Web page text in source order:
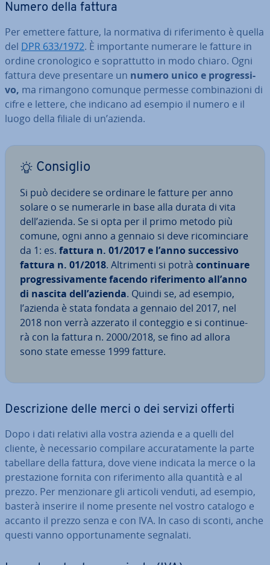
Numero della fattura
Per emettere fatture, la normativa di ri­fe­ri­men­to è quella
del DPR 633/1972. È im­por­tan­te numerare le fatture in
ordine cro­no­lo­gi­co e so­prat­tut­to in modo chiaro. Ogni
fattura deve pre­sen­ta­re un numero unico e pro­gres­si­
vo, ma rimangono comunque permesse com­bi­na­zio­ni di
cifre e lettere, che indicano ad esempio il numero e il
luogo della filiale di un’azienda.
Consiglio
Si può decidere se ordinare le fatture per anno
solare o se numerarle in base alla durata di vita
dell’azienda. Se si opta per il primo metodo più
comune, ogni anno a gennaio si deve ri­co­min­cia­re
da 1: es. fattura n. 01/2017 e l’anno suc­ces­si­vo
fattura n. 01/2018. Al­tri­men­ti si potrà con­ti­nua­re
pro­gres­si­va­men­tefacendo ri­fe­ri­men­to all’anno
di nascita dell’azienda. Quindi se, ad esempio,
l’azienda è stata fondata a gennaio del 2017, nel
2018 non verrà azzerato il conteggio e si con­ti­nue­
rà con la fattura n. 2000/2018, se fino ad allora
sono state emesse 1999 fatture.
De­scri­zio­ne delle merci o dei servizi offerti
Dopo i dati relativi alla vostra azienda e a quelli del
cliente, è ne­ces­sa­rio compilare ac­cu­ra­ta­men­te la parte
tabellare della fattura, dove viene indicata la merce o la
pre­sta­zio­ne fornita con ri­fe­ri­men­to alla quantità e al
prezzo. Per men­zio­na­re gli articoli venduti, ad esempio,
basterà inserire il nome presente nel vostro catalogo e
accanto il prezzo senza e con IVA. In caso di sconti, anche
questi vanno op­por­tu­na­men­te segnalati.